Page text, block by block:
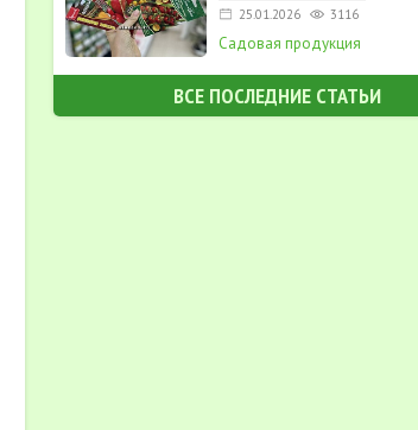
25.01.2026 3116
Садовая продукция
ВСЕ ПОСЛЕДНИЕ СТАТЬИ